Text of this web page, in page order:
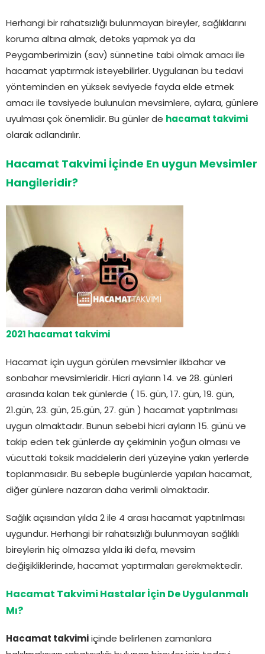
Herhangi bir rahatsızlığı bulunmayan bireyler, sağlıklarını
koruma altına almak, detoks yapmak ya da
Peygamberimizin (sav) sünnetine tabi olmak amacı ile
hacamat yaptırmak isteyebilirler. Uygulanan bu tedavi
yönteminden en yüksek seviyede fayda elde etmek
amacı ile tavsiyede bulunulan mevsimlere, aylara, günlere
uyulması çok önemlidir. Bu günler de hacamat takvimi
olarak adlandırılır.
Hacamat Takvimi İçinde En uygun Mevsimler
Hangileridir?
2021 hacamat takvimi
Hacamat için uygun görülen mevsimler ilkbahar ve
sonbahar mevsimleridir. Hicri ayların 14. ve 28. günleri
arasında kalan tek günlerde ( 15. gün, 17. gün, 19. gün,
21.gün, 23. gün, 25.gün, 27. gün ) hacamat yaptırılması
uygun olmaktadır. Bunun sebebi hicri ayların 15. günü ve
takip eden tek günlerde ay çekiminin yoğun olması ve
vücuttaki toksik maddelerin deri yüzeyine yakın yerlerde
toplanmasıdır. Bu sebeple bugünlerde yapılan hacamat,
diğer günlere nazaran daha verimli olmaktadır.
Sağlık açısından yılda 2 ile 4 arası hacamat yaptırılması
uygundur. Herhangi bir rahatsızlığı bulunmayan sağlıklı
bireylerin hiç olmazsa yılda iki defa, mevsim
değişikliklerinde, hacamat yaptırmaları gerekmektedir.
Hacamat Takvimi Hastalar İçin De Uygulanmalı
Mı?
Hacamat takvimi içinde belirlenen zamanlara